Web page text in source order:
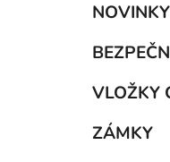
NOVINKY
VLOŽKY
ZÁMKY